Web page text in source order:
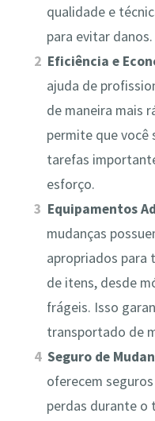
qualidade e
para evitar danos.
Eficiência e
ajuda de
de maneira mais
permite que você
tarefas
esforço.
Equipamentos
mudanças
apropriados
de itens, desde
frágeis. Isso
transportado de
Seguro de
oferecem
perdas durante o